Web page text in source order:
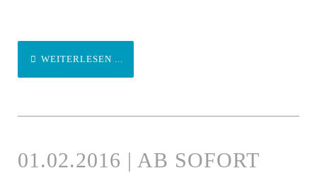
WEITERLESEN ...
01.02.2016 | AB SOFORT